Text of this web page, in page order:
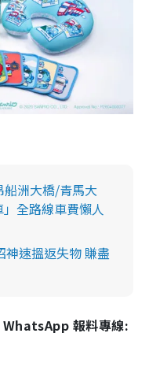
洲大橋/青馬大
全路線車費懶人
神速搵返失物 賺盡
報料專線: